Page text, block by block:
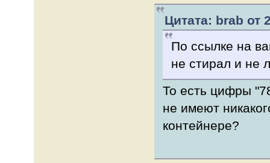
Цитата: brab от
По ссылке на
не стирал и не
То есть цифры
не имеют
контейнере?